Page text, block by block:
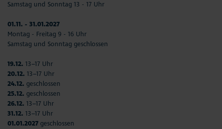
Samstag und Sonntag 13 - 17 Uhr
01.11. - 31.01.2027
Montag - Freitag 9 - 16 Uhr
Samstag und Sonntag geschlossen
19.12. 13–17 Uhr
20.12. 13–17 Uhr
24.12. geschlossen
25.12. geschlossen
26.12. 13–17 Uhr
31.12. 13–17 Uhr
01.01.2027 geschlossen